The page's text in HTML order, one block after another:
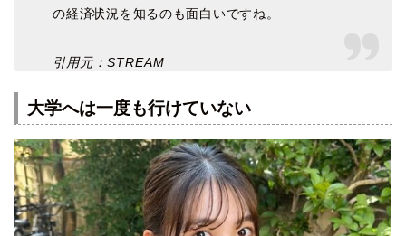
の経済状況を知るのも面白いですね。
引用元：STREAM
大学へは一度も行けていない